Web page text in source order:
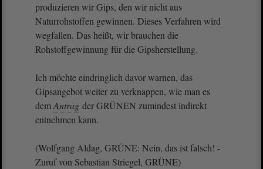
produzieren wir Gips, den wir nicht aus
Naturrohstoffen gewinnen. Dieses Verfahren wird
wegfallen. Das heißt, wir brauchen die
Rohstoffgewinnung für die Gipsherstellung.
Ich möchte eindringlich davor warnen, das
Gipsangebot weiter zu verknappen, wie man es
demAntrag der GRÜNEN zumindest indirekt
entnehmen kann.
(Wolfgang Aldag, GRÜNE: Nein, das ist falsch! -
Zuruf von Sebastian Striegel, GRÜNE)